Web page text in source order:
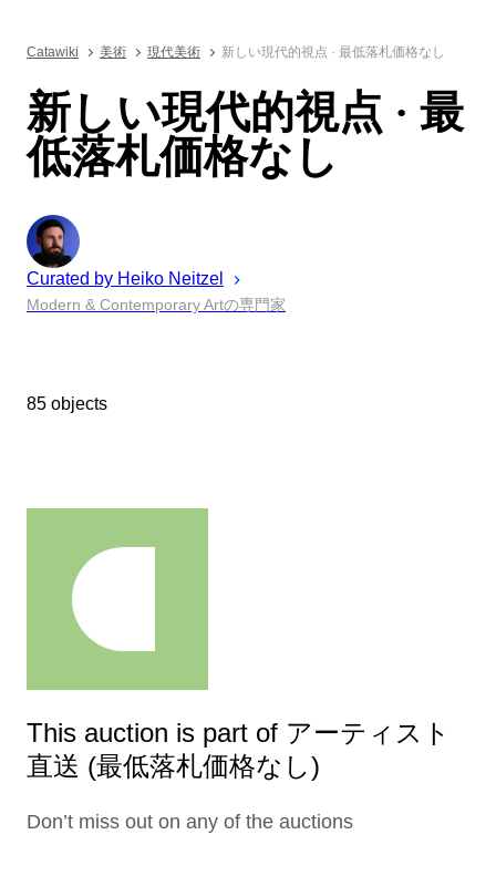
Catawiki 美術 現代美術 新しい現代的視点 · 最低落札価格なし
新しい現代的視点 · 最
低落札価格なし
Curated by Heiko Neitzel
Modern & Contemporary Artの専門家
85 objects
This auction is part of アーティスト
直送 (最低落札価格なし)
Don’t miss out on any of the auctions